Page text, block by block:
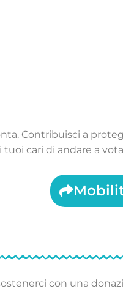
Contribuisci a
tuoi cari di andare a
con una